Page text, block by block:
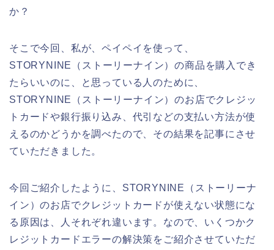
か？
そこで今回、私が、ペイペイを使って、
STORYNINE（ストーリーナイン）の商品を購入でき
たらいいのに、と思っている人のために、
STORYNINE（ストーリーナイン）のお店でクレジッ
トカードや銀行振り込み、代引などの支払い方法が使
えるのかどうかを調べたので、その結果を記事にさせ
ていただきました。
今回ご紹介したように、STORYNINE（ストーリーナ
イン）のお店でクレジットカードが使えない状態にな
る原因は、人それぞれ違います。なので、いくつかク
レジットカードエラーの解決策をご紹介させていただ